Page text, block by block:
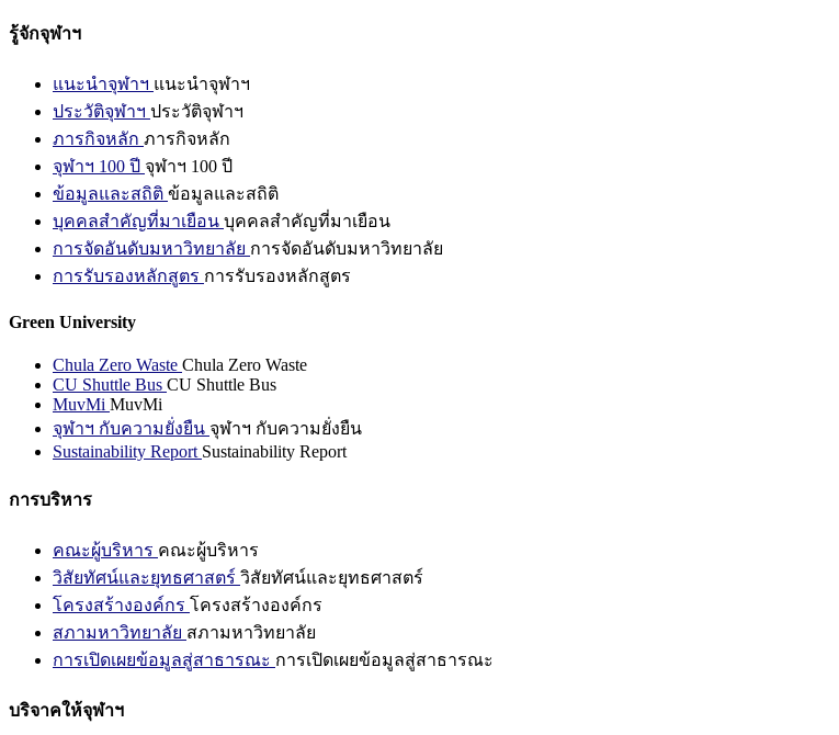
รู้จักจุฬาฯ
แนะนำจุฬาฯ แนะนำจุฬาฯ
ประวัติจุฬาฯ ประวัติจุฬาฯ
ภารกิจหลัก ภารกิจหลัก
จุฬาฯ 100 ปี จุฬาฯ 100 ปี
ข้อมูลและสถิติ ข้อมูลและสถิติ
บุคคลสำคัญที่มาเยือน บุคคลสำคัญที่มาเยือน
การจัดอันดับมหาวิทยาลัย การจัดอันดับมหาวิทยาลัย
การรับรองหลักสูตร การรับรองหลักสูตร
Green University
Chula Zero Waste Chula Zero Waste
CU Shuttle Bus CU Shuttle Bus
MuvMi MuvMi
จุฬาฯ กับความยั่งยืน จุฬาฯ กับความยั่งยืน
Sustainability Report Sustainability Report
การบริหาร
คณะผู้บริหาร คณะผู้บริหาร
วิสัยทัศน์และยุทธศาสตร์ วิสัยทัศน์และยุทธศาสตร์
โครงสร้างองค์กร โครงสร้างองค์กร
สภามหาวิทยาลัย สภามหาวิทยาลัย
การเปิดเผยข้อมูลสู่สาธารณะ การเปิดเผยข้อมูลสู่สาธารณะ
บริจาคให้จุฬาฯ